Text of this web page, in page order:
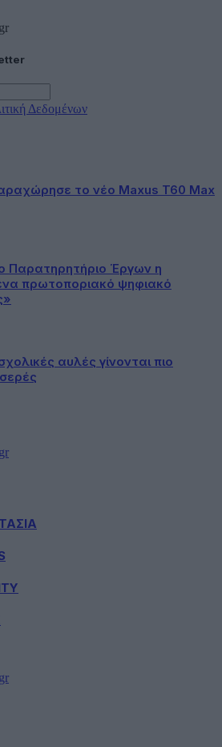
Δεδομένων
το νέο Maxus T60 Max
Παρατηρητήριο Έργων η
πρωτοποριακό ψηφιακό
αυλές γίνονται πιο